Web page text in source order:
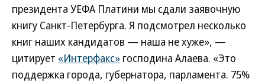
президента УЕФА Платини мы сдали заявочную
книгу Санкт-Петербурга. Я подсмотрел несколько
книг наших кандидатов — наша не хуже», —
цитирует «Интерфакс» господина Алаева. «Это
поддержка города, губернатора, парламента. 75%